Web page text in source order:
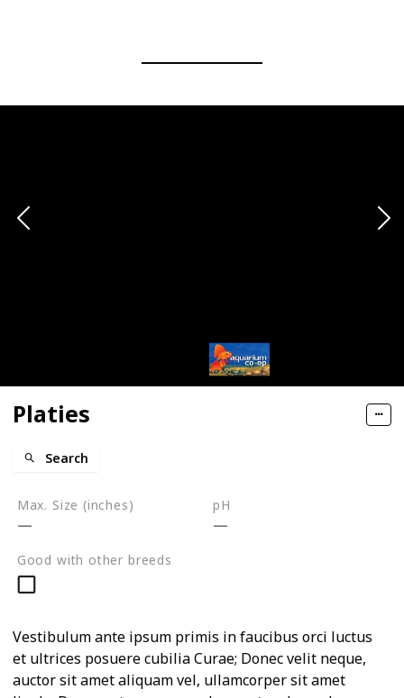
Platies
Search
Max. Size (inches) pH
Good with other breeds
Vestibulum ante ipsum primis in faucibus orci luctus
et ultrices posuere cubilia Curae; Donec velit neque,
auctor sit amet aliquam vel, ullamcorper sit amet